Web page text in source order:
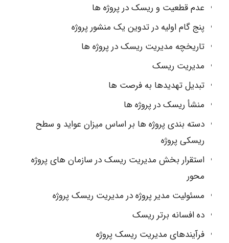
عدم قطعیت و ریسک در پروژه ها
پنج گام اولیه در تدوین یک منشور پروژه
تاریخچه مدیریت ریسک در پروژه ها
مدیریت ریسک
تبدیل تهدیدها به فرصت ها
منشأ ریسک در پروژه ها
دسته بندی پروژه ها بر اساس میزان عواید و سطح
ریسکی پروژه
استقرار بخش مدیریت ریسک در سازمان های پروژه
محور
مسئولیت مدیر پروژه در مدیریت ریسک پروژه
ده افسانه برتر ریسک
فرآیندهای مدیریت ریسک پروژه